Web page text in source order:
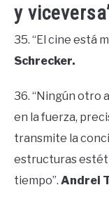
y
35. “El cine está
Schrecker.
36. “Ningún otro
en la fuerza,
transmite la
estructuras
tiempo”. Andrei